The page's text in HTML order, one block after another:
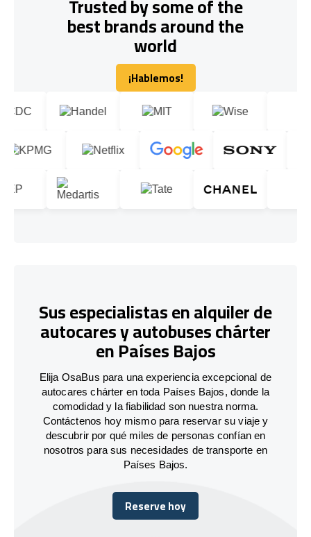
best brands around the
world
¡Hablemos!
¡Hablemos!
Sus especialistas en alquiler de
autocares y autobuses chárter
en Países Bajos
Elija OsaBus para una experiencia excepcional de
autocares chárter en toda Países Bajos, donde la
comodidad y la fiabilidad son nuestra norma.
Contáctenos hoy mismo para reservar su viaje y
descubrir por qué miles de personas confían en
nosotros para sus necesidades de transporte en
Países Bajos.
Reserve hoy
Reserve hoy